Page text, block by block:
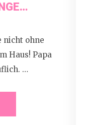
nicht ohne
Haus! Papa
…